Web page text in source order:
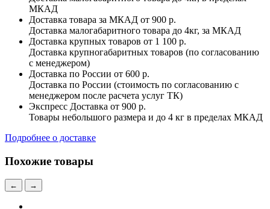
МКАД
Доставка товара за МКАД от 900 р.
Доставка малогабаритного товара до 4кг, за МКАД
Доставка крупных товаров от 1 100 р.
Доставка крупногабаритных товаров (по согласованию
с менеджером)
Доставка по России от 600 р.
Доставка по России (стоимость по согласованию с
менеджером после расчета услуг ТК)
Экспресс Доставка от 900 р.
Товары небольшого размера и до 4 кг в пределах МКАД
Подробнее о доставке
Похожие товары
← →